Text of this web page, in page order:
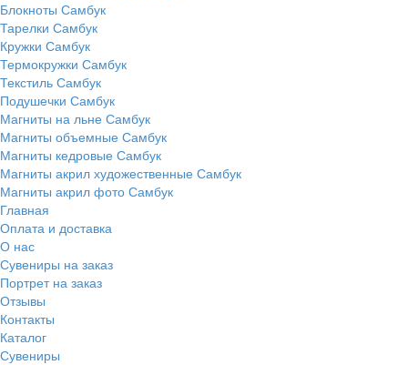
Блокноты Самбук
Тарелки Самбук
Кружки Самбук
Термокружки Самбук
Текстиль Самбук
Подушечки Самбук
Магниты на льне Самбук
Магниты объемные Самбук
Магниты кедровые Самбук
Магниты акрил художественные Самбук
Магниты акрил фото Самбук
Главная
Оплата и доставка
О нас
Сувениры на заказ
Портрет на заказ
Отзывы
Контакты
Каталог
Сувениры